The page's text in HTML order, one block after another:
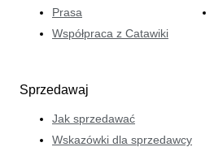
Prasa
Współpraca z Catawiki
Sprzedawaj
Jak sprzedawać
Wskazówki dla sprzedawcy